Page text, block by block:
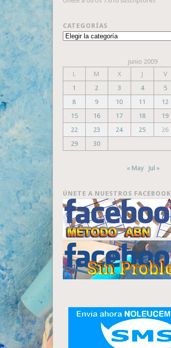
CATEGORÍAS
Categorías
junio 2009
L
M X J V
1
2 3 4 5
8
9 10 11 12
15
16 17 18 19
22
23 24 25 26
29
30
« May Jul »
ÚNETE A NUESTROS FACEBOOK